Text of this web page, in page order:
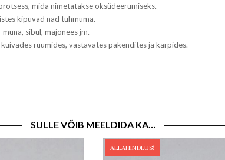
mida nimetatakse oksüdeerumiseks.
kipuvad nad tuhmuma.
sibul, majonees jm.
ruumides, vastavates pakendites ja karpides.
SULLE VÕIB MEELDIDA KA…
ALLAHINDLUS!